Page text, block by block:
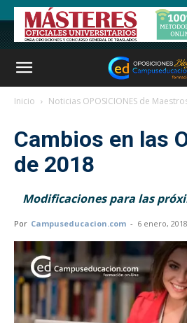
Inicio Noticias OPOSICIONES de
Cambios en las
de 2018
Modificaciones para las
Por Campuseducacion.com - 6 enero, 2018